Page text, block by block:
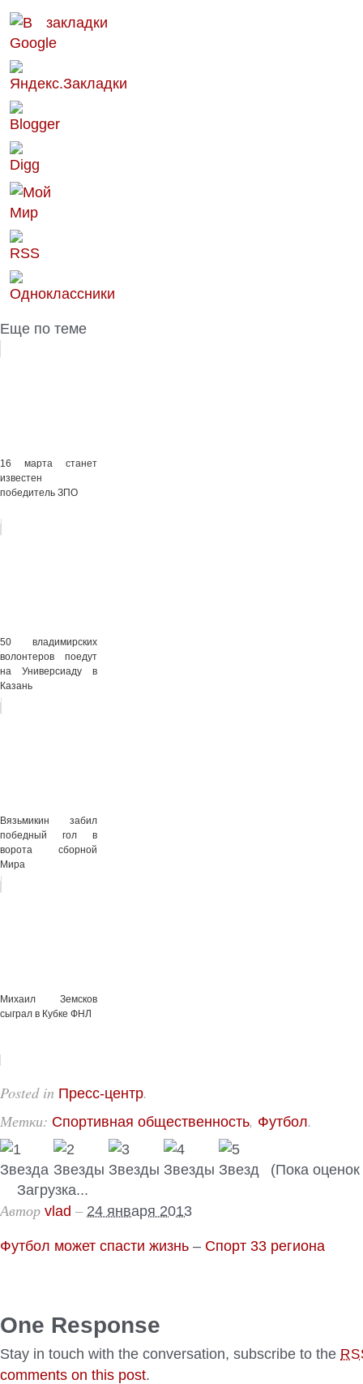
Еще по теме
16 марта станет
известен
победитель ЗПО
50 владимирских
волонтеров поедут
на Универсиаду в
Казань
Вязьмикин забил
победный гол в
ворота сборной
Мира
Михаил Земсков
сыграл в Кубке ФНЛ
Posted in Пресс-центр.
Метки: Спортивная общественность, Футбол.
(Пока оценок
Загрузка...
Автор vlad – 24 января 2013
Футбол может спасти жизнь – Спорт 33 региона
One Response
Stay in touch with the conversation, subscribe to the
comments on this post.